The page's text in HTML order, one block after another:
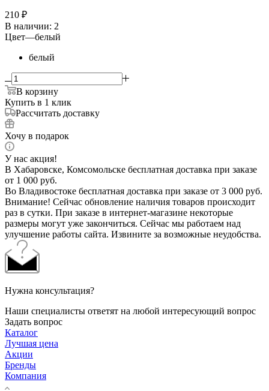
210 ₽
В наличии: 2
Цвет—белый
белый
В корзину
Купить в 1 клик
Рассчитать доставку
Хочу в подарок
У нас акция!
В Хабаровске, Комсомольске бесплатная доставка при заказе
от 1 000 руб.
Во Владивостоке бесплатная доставка при заказе от 3 000 руб.
Внимание! Сейчас обновление наличия товаров происходит
раз в сутки. При заказе в интернет-магазине некоторые
размеры могут уже закончиться. Сейчас мы работаем над
улучшение работы сайта. Извините за возможные неудобства.
Нужна консультация?
Наши специалисты ответят на любой интересующий вопрос
Задать вопрос
Каталог
Лучшая цена
Акции
Бренды
Компания